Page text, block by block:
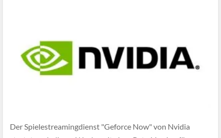
Der Spielestreamingdienst "Geforce Now" von Nvidia